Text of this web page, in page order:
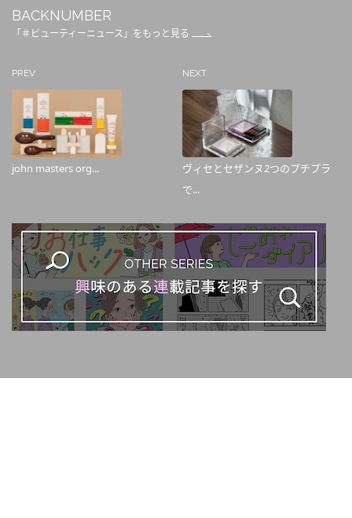
BACKNUMBER
「＃ビューティーニュース」をもっと見る
PREV
john masters org...
NEXT
ヴィセとセザンヌ2つのプチプラ
で...